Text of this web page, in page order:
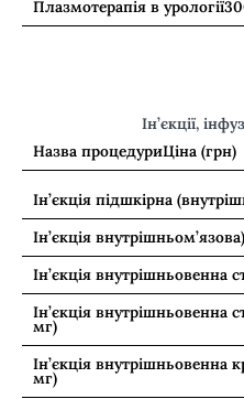
Плазмотерапія в урології
Ін’єкції,
Назва процедуриЦіна (грн)
Ін’єкція підшкірна
Ін’єкція внутрішньом’язова)
Ін’єкція внутрішньовенна
Ін’єкція внутрішньовенна
мг)
Ін’єкція внутрішньовенна
мг)